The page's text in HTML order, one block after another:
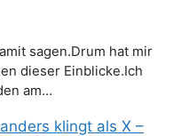
sagen.Drum hat mir
dieser Einblicke.Ich
am…
klingt als X –